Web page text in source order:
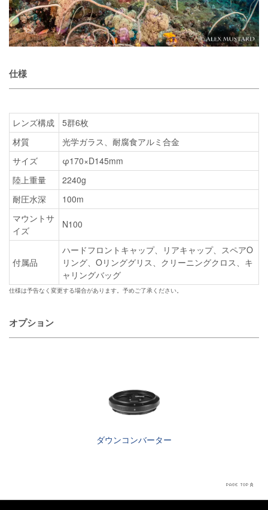
仕様
レンズ構成
5群6枚
材質
光学ガラス、耐腐食アルミ合金
サイズ
φ170×D145mm
陸上重量
2240g
耐圧水深
100m
マウントサ
イズ
N100
付属品
ハードフロントキャップ、リアキャップ、スペアO
リング、Oリンググリス、クリーニングクロス、キ
ャリングバッグ
仕様は予告なく変更する場合があります。予めご了承ください。
オプション
ダウンコンバーター